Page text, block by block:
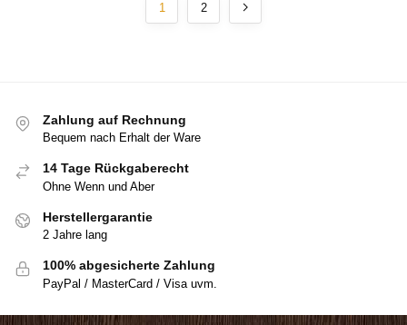
1 2
Zahlung auf Rechnung
Bequem nach Erhalt der Ware
14 Tage Rückgaberecht
Ohne Wenn und Aber
Herstellergarantie
2 Jahre lang
100% abgesicherte Zahlung
PayPal / MasterCard / Visa uvm.